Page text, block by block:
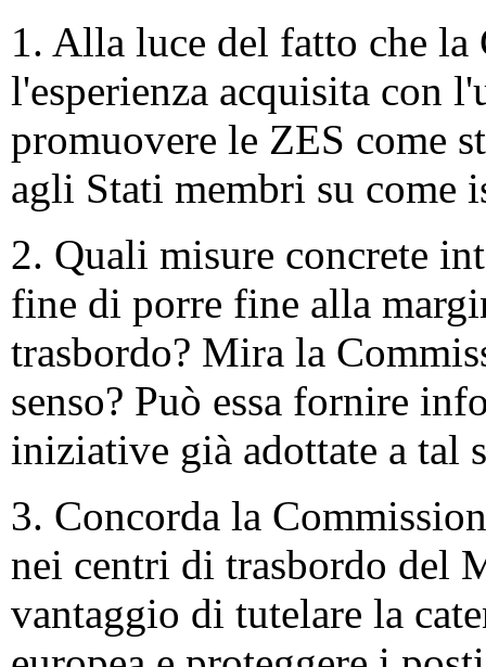
1. Alla luce del fatto che la
l'esperienza acquisita con
promuovere le ZES come
agli Stati membri su
2. Quali misure concrete
fine di porre fine alla
trasbordo? Mira la
senso? Può essa fornire
iniziative già adottate a tal
3. Concorda la
nei centri di trasbordo del
vantaggio di tutelare la